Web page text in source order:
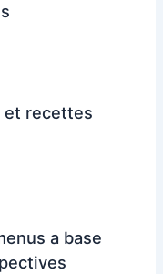
et recettes
a base